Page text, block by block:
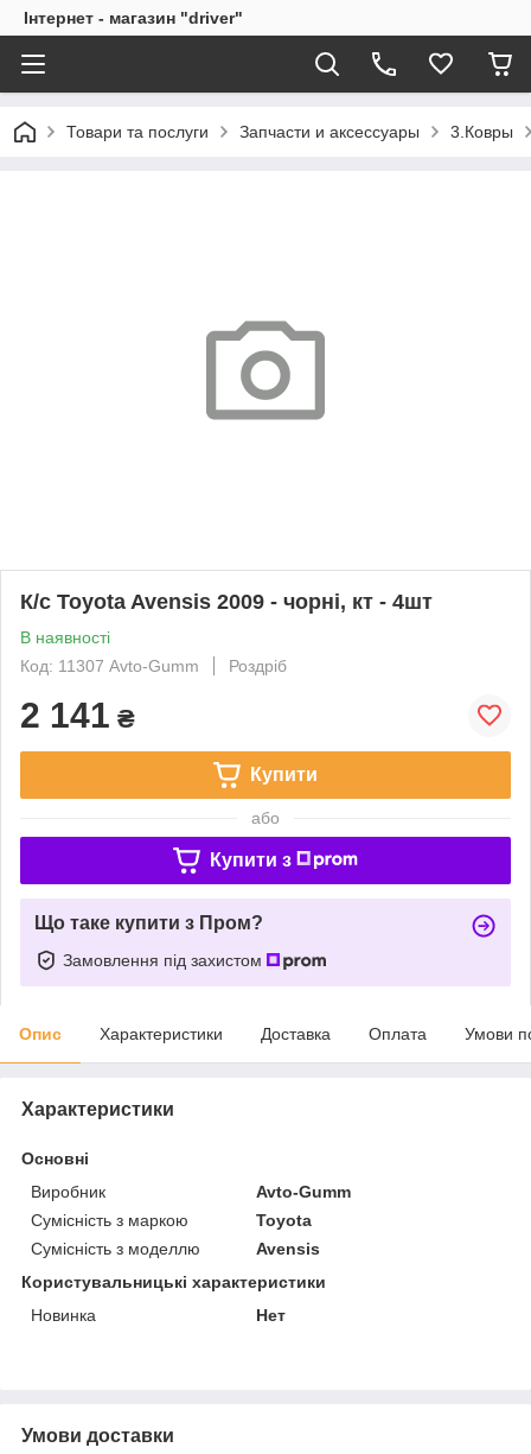
Інтернет - магазин "driver"
Товари та послуги Запчасти и аксессуары 3.Ковры
К/с Toyota Avensis 2009 - чорні, кт - 4шт
В наявності
Код: 11307 Avto-Gumm
Роздріб
2 141 ₴
Купити
або
Купити з
Що таке купити з Пром?
Замовлення під захистом
Опис Характеристики Доставка Оплата Умови
Характеристики
Основні
Виробник
Avto-Gumm
Сумісність з маркою
Toyota
Сумісність з моделлю
Avensis
Користувальницькі характеристики
Новинка
Нет
Умови доставки